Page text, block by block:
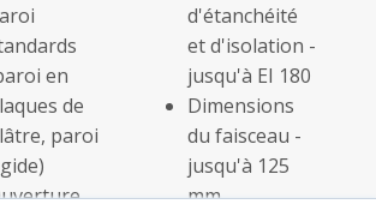
en
de
paroi
d'étanchéité
et d'isolation -
jusqu'à EI 180
Dimensions
du faisceau -
jusqu'à 125
mm